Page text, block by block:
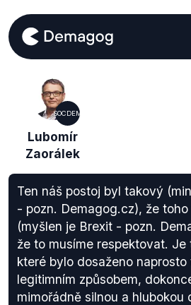
SOCDEM
Lubomír
Zaorálek
Ten náš postoj byl takový
- pozn. Demagog.cz), že
(myšlen je Brexit - pozn.
že to musíme respektovat. Je
které bylo dosaženo naprosto
legitimním způsobem,
mimořádně silnou a hlubokou